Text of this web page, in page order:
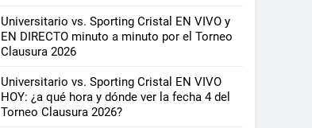
Universitario vs. Sporting Cristal EN VIVO y
EN DIRECTO minuto a minuto por el Torneo
Clausura 2026
Universitario vs. Sporting Cristal EN VIVO
HOY: ¿a qué hora y dónde ver la fecha 4 del
Torneo Clausura 2026?